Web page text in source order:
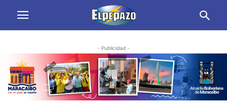
- Publicidad -